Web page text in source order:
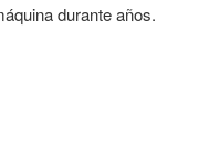
durante años.